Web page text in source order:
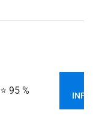
⭐ 95 %